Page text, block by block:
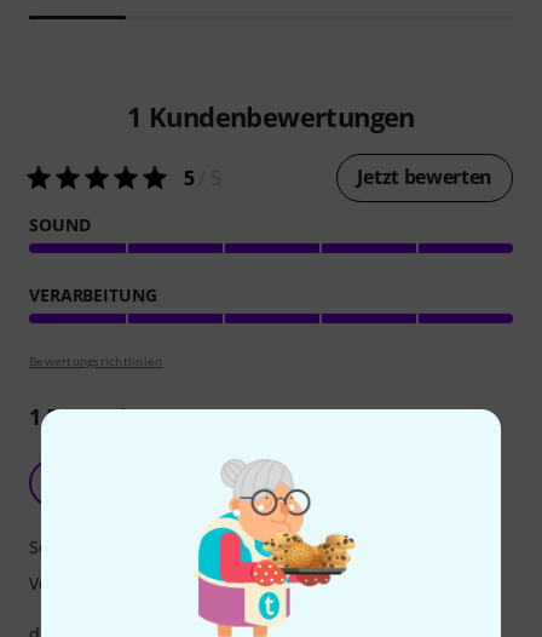
1 Kundenbewertungen
5/ 5 Jetzt bewerten
SOUND
VERARBEITUNG
Bewertungsrichtlinien
1Rezension
sehr gute und stabile Stahlsaiten..
Lothar Likör 16.01.2025
Sound
Verarbeitung